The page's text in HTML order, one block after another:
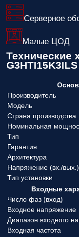
Серверное
Малые ЦОД
Технические
G3HTI15K3ILS
Производитель
Модель
Страна производства
Номинальная
Тип
Гарантия
Архитектура
Напряжение (вx./вых.)
Тип установки
Входные
Число фаз (вход)
Входное напряжение
Диапазон входного
Входная частота